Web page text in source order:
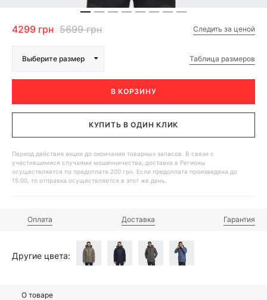
4299 грн 5699 грн Следить за ценой
Выберите размер Таблица размеров
В КОРЗИНУ
КУПИТЬ В ОДИН КЛИК
Период действия акции до окончания товарных запасов. В связи с
участившимися случаями мошенничества, доставка в Регионы
осуществляется по предоплате 200 грн. Если предоплата произведена до
15:00, то отправка осуществляется в этот же день.
Оплата Доставка Гарантия
Другие цвета:
О товаре